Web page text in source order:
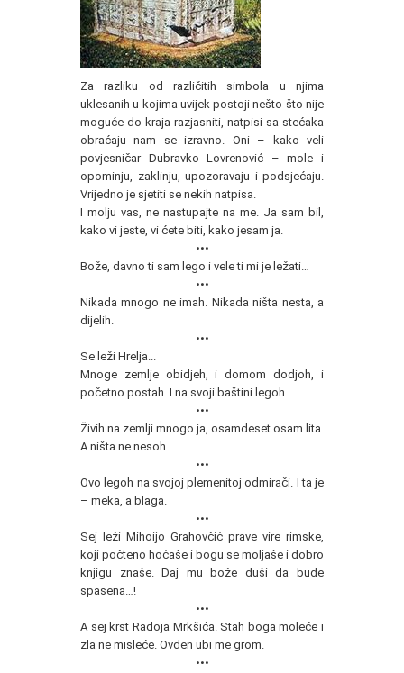
Za razliku od različitih simbola u njima
uklesanih u kojima uvijek postoji nešto što nije
moguće do kraja razjasniti, natpisi sa stećaka
obraćaju nam se izravno. Oni – kako veli
povjesničar Dubravko Lovrenović – mole i
opominju, zaklinju, upozoravaju i podsjećaju.
Vrijedno je sjetiti se nekih natpisa.
I molju vas, ne nastupajte na me. Ja sam bil,
kako vi jeste, vi ćete biti, kako jesam ja.
•••
Bože, davno ti sam lego i vele ti mi je ležati…
•••
Nikada mnogo ne imah. Nikada ništa nesta, a
dijelih.
•••
Se leži Hrelja...
Mnoge zemlje obidjeh, i domom dodjoh, i
početno postah. I na svoji baštini legoh.
•••
Živih na zemlji mnogo ja, osamdeset osam lita.
A ništa ne nesoh.
•••
Ovo legoh na svojoj plemenitoj odmirači. I ta je
– meka, a blaga.
•••
Sej leži Mihoijo Grahovčić prave vire rimske,
koji počteno hoćaše i bogu se moljaše i dobro
knjigu znaše. Daj mu bože duši da bude
spasena…!
•••
A sej krst Radoja Mrkšića. Stah boga moleće i
zla ne misleće. Ovden ubi me grom.
•••